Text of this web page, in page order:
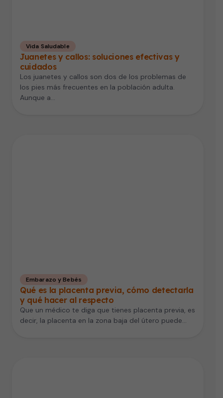
Vida Saludable
Juanetes y callos: soluciones efectivas y
cuidados
Los juanetes y callos son dos de los problemas de
los pies más frecuentes en la población adulta.
Aunque a…
Embarazo y Bebés
Qué es la placenta previa, cómo detectarla
y qué hacer al respecto
Que un médico te diga que tienes placenta previa, es
decir, la placenta en la zona baja del útero puede…